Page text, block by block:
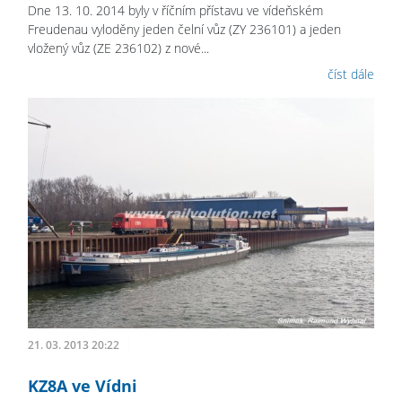
Dne 13. 10. 2014 byly v říčním přístavu ve vídeňském
Freudenau vyloděny jeden čelní vůz (ZY 236101) a jeden
vložený vůz (ZE 236102) z nové...
číst dále
21. 03. 2013 20:22
KZ8A ve Vídni